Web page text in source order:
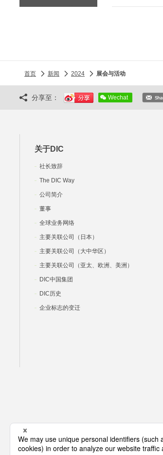
首页 新闻 2024 展会与活动
分享至： Wechat
关于DIC
社长致辞
The DIC Way
公司简介
董事
全球业务网络
主要关联公司（日本）
主要关联公司（大中华区）
主要关联公司（亚太、欧洲、美洲）
DIC中国集团
DIC历史
企业标志的变迁